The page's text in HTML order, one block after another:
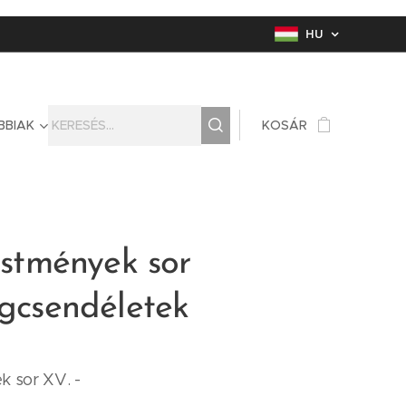
HU
KOSÁR
sor
sor XV. -